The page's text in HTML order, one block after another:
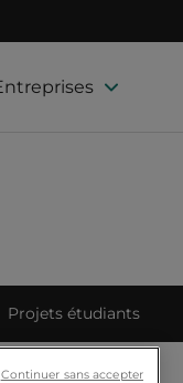
Projets étudiants
Continuer sans accepter